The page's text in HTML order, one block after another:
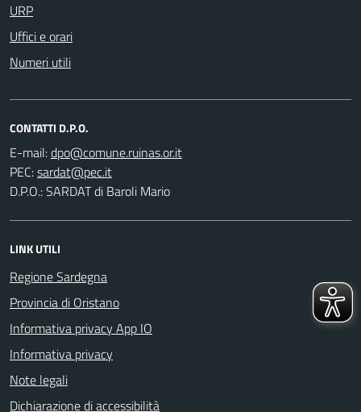
URP
Uffici e orari
Numeri utili
CONTATTI D.P.O.
E-mail:
PEC:
D.P.O.: SARDAT di Baroli Mario
LINK UTILI
Regione Sardegna
Provincia di Oristano
Informativa privacy App IO
Informativa privacy
Note legali
Dichiarazione di accessibilità